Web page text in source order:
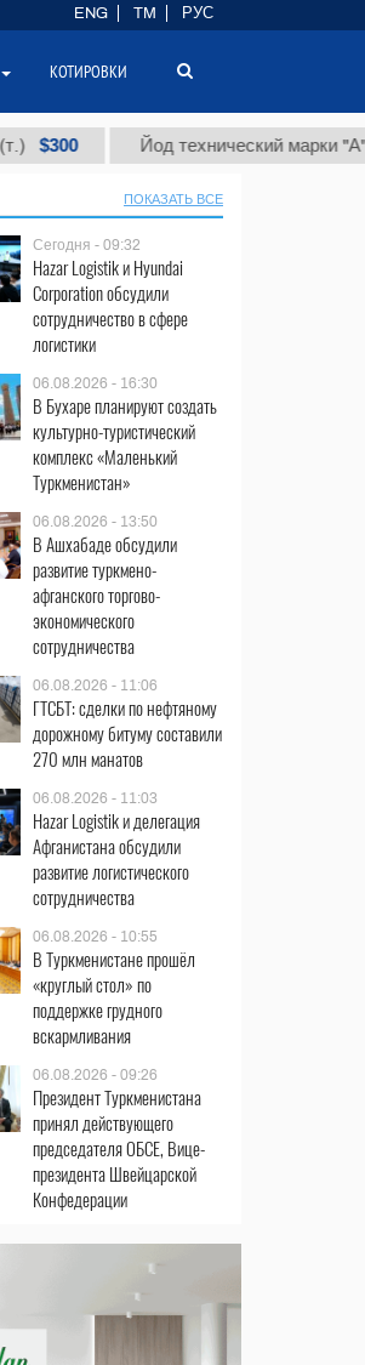
Йод технический марки "А" (т.) $86
ПОКАЗАТЬ ВСЕ
Сегодня - 09:32
Hazar Logistik и Hyundai
Corporation обсудили
сотрудничество в сфере
логистики
06.08.2026 - 16:30
В Бухаре планируют создать
культурно-туристический
комплекс «Маленький
Туркменистан»
06.08.2026 - 13:50
В Ашхабаде обсудили
развитие туркмено-
афганского торгово-
экономического
сотрудничества
06.08.2026 - 11:06
ГТСБТ: сделки по нефтяному
дорожному битуму составили
270 млн манатов
06.08.2026 - 11:03
Hazar Logistik и делегация
Афганистана обсудили
развитие логистического
сотрудничества
06.08.2026 - 10:55
В Туркменистане прошёл
«круглый стол» по
поддержке грудного
вскармливания
06.08.2026 - 09:26
Президент Туркменистана
принял действующего
председателя ОБСЕ, Вице-
президента Швейцарской
Конфедерации
ENG TM РУС
КОТИРОВКИ